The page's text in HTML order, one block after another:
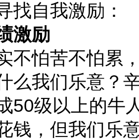
找自我激励：
激励
不怕苦不怕累
么我们乐意？
50级以上的牛
钱，但我们乐